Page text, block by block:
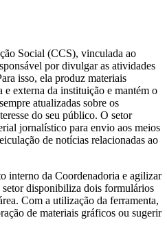
Social (CCS), vinculada ao
por divulgar as atividades
isso, ela produz materiais
externa da instituição e mantém o
atualizadas sobre os
do seu público. O setor
jornalístico para envio aos meios
de notícias relacionadas ao
interno da Coordenadoria e agilizar
setor disponibiliza dois formulários
Com a utilização da ferramenta,
de materiais gráficos ou sugerir